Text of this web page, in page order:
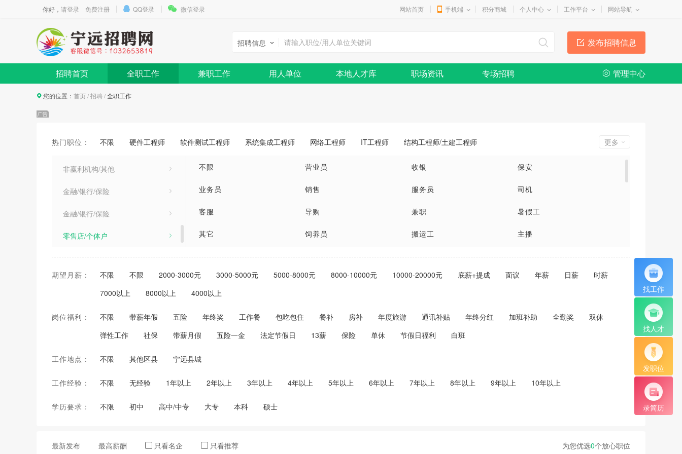
你好， 请登录 免费注册 QQ登录 微信登录 网站首页 手机端 积分商城 个人中心 工作平台 网站导航
发布招聘信息
招聘信息
招聘首页 全职工作 兼职工作 用人单位 本地人才库 职场资讯 专场招聘 管理中心
找工作
找人才
发职位
录简历
您的位置： 首页/招聘/全职工作
热门职位： 不限 硬件工程师 软件测试工程师 系统集成工程师 网络工程师 IT工程师 结构工程师/土建工程师 更多
人力资源/行政/文职人员
财务/审计/统计
酒店/餐饮/旅游/运动休闲
美术/设计/创意
专业服务/教育/培训
非赢利机构/其他
金融/银行/保险
金融/银行/保险
零售店/个体户
不限 营业员 收银 保安
业务员 销售 服务员 司机
客服 导购 兼职 暑假工
其它 饲养员 搬运工 主播
配送员 主持人 模特 学徒
快递员 农艺师 保姆 管理员
演艺部 总监 酒水促销 营销总监
营销经理
期望月薪： 不限 不限 2000-3000元 3000-5000元 5000-8000元 8000-10000元 10000-20000元 底薪+提成 面议 年薪 日薪
时薪
7000以上
8000以上 4000以上
岗位福利： 不限 带薪年假 五险 年终奖 工作餐 包吃包住 餐补 房补 年度旅游 通讯补贴 年终分红 加班补助 全勤奖
双休
弹性工作
社保 带薪月假 五险一金 法定节假日 13薪 保险 单休 节假日福利 白班
工作地点： 不限 其他区县 宁远县城
工作经验： 不限 无经验 1年以上 2年以上 3年以上 4年以上 5年以上 6年以上 7年以上 8年以上 9年以上 10年以上
学历要求： 不限 初中 高中/中专 大专 本科 硕士
为您优选0个放心职位
最新发布 最高薪酬 只看名企 只看推荐